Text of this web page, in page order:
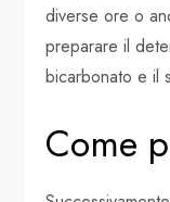
diverse ore o
preparare il
bicarbonato e il
Come